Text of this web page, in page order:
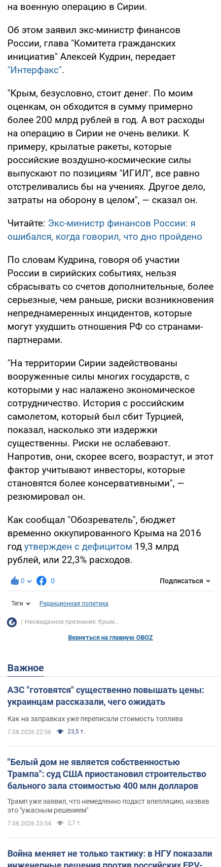
на военную операцию в Сирии.
Об этом заявил экс-министр финансов
России, глава "Комитета гражданских
инициатив" Алексей Кудрин, передает
"Интерфакс".
"Крым, безусловно, стоит денег. По моим
оценкам, он обходится в сумму примерно
более 200 млрд рублей в год. А вот расходы
на операцию в Сирии не очень велики. К
примеру, крылатые ракеты, которые
российские воздушно-космические силы
выпускают по позициям "ИГИЛ", все равно
отстреливались бы на учениях. Другое дело,
затраты на оборону в целом", — сказал он.
Читайте: Экс-министр финансов России: я
ошибался, когда говорил, что дно пройдено
По словам Кудрина, говоря об участии
России в сирийских событиях, нельзя
сбрасывать со счетов дополнительные, более
серьезные, чем раньше, риски возникновения
непреднамеренных инцидентов, которые
могут ухудшить отношения РФ со странами-
партнерами.
"На территории Сирии задействованы
вооруженные силы многих государств, с
которыми у нас налажено экономическое
сотрудничество. История с российским
самолетом, который был сбит Турцией,
показал, насколько эти издержки
существенны. Риски не ослабевают.
Напротив, они, скорее всего, возрастут, и этот
фактор учитывают инвесторы, которые
становятся более консервативными", —
резюмировал он.
Как сообщал "Обозреватель", бюджет
временно оккупированного Крыма на 2016
год утвержден с дефицитом 19,3 млрд
рублей, или 22,3% расходов.
0 0 Подписаться
Теги Редакционная политика
Неожиданное признание: Крым...
Вернуться на главную OBOZ
Важное
АЗС "готовятся" существенно повышать цены:
украинцам рассказали, чего ожидать
Как на заправках уже переписали стоимость топлива
7.08.2026 22:56 23,5 т.
"Белый дом не является собственностью
Трампа": суд США приостановил строительство
бального зала стоимостью 400 млн долларов
Трамп уже заявил, что немедленно подаст апелляцию, назвав
это "ужасным решением"
7.08.2026 23:54 2,7 т.
Война меняет не только тактику: в НГУ показали